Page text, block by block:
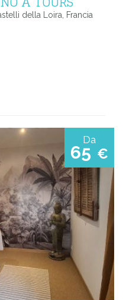
della Loira, Francia
Da
65 €